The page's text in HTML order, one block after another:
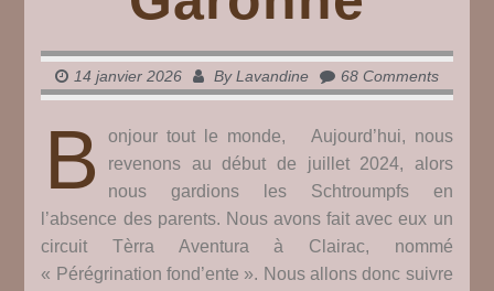
14 janvier 2026 ByLavandine 68 Comments
B
onjour tout le monde, Aujourd’hui, nous
revenons au début de juillet 2024, alors
nous gardions les Schtroumpfs en
l’absence des parents. Nous avons fait avec eux un
circuit Tèrra Aventura à Clairac, nommé
« Pérégrination fond’ente ». Nous allons donc suivre